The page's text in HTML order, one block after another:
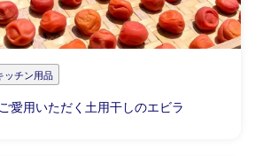
ッチン用品
愛用いただく土用干しのエビラ